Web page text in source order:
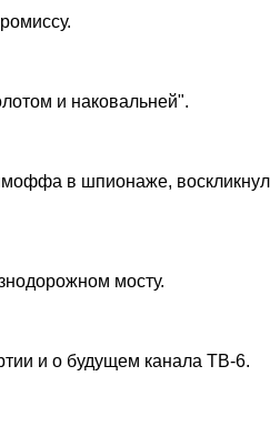
и наковальней".
в шпионаже,
мосту.
и о будущем канала ТВ-6.